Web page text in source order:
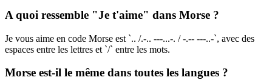
A quoi ressemble "Je t'aime" dans Morse ?
Je vous aime en code Morse est `.. /.-.. ---...-. / -.-- ---..-`, avec des
espaces entre les lettres et `/` entre les mots.
Morse est-il le même dans toutes les langues ?